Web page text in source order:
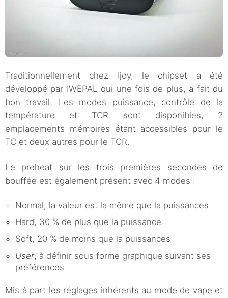
Traditionnellement chez Ijoy, le chipset a été
développé par IWEPAL qui une fois de plus, a fait du
bon travail. Les modes puissance, contrôle de la
température et TCR sont disponibles, 2
emplacements mémoires étant accessibles pour le
TC et deux autres pour le TCR.
Le preheat sur les trois premières secondes de
bouffée est également présent avec 4 modes :
Normal, la valeur est la même que la puissances
Hard, 30 % de plus que la puissance
Soft, 20 % de moins que la puissances
User, à définir sous forme graphique suivant ses
préférences
Mis à part les réglages inhérents au mode de vape et